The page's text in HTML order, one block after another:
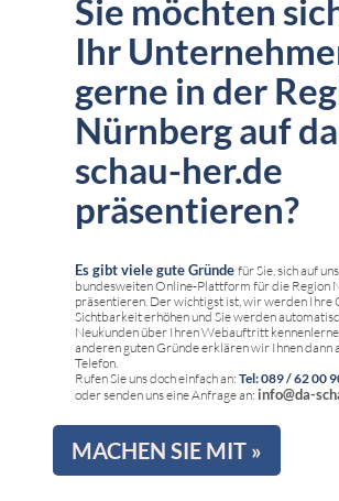
Sie möchten
Ihr
gerne in der
Nürnberg auf
schau-her.de
präsentieren?
Es gibt viele gute Gründe für Sie, sich auf
bundesweiten Online-Plattform für die Region
präsentieren. Der wichtigst ist, wir werden Ihre
Sichtbarkeit erhöhen und Sie werden
Neukunden über Ihren Webauftritt
anderen guten Gründe erklären wir Ihnen dann
Telefon.
Rufen Sie uns doch einfach an: Tel: 089 / 62 00
oder senden uns eine Anfrage an: info@da-
MACHEN SIE MIT »